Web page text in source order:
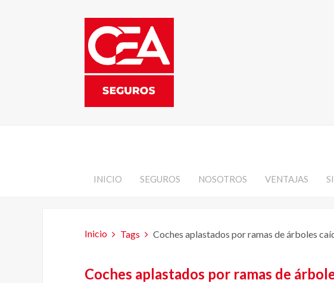
INICIO SEGUROS NOSOTROS VENTAJAS
Inicio Tags Coches aplastados por ramas de árboles
Coches aplastados por ramas de